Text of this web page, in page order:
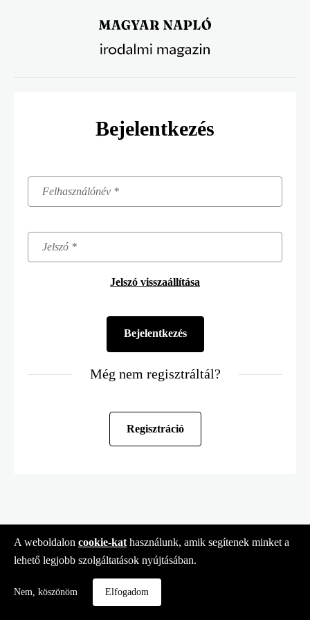
Bejelentkezés
Jelszó visszaállítása
Még nem regisztráltál?
Regisztráció
A weboldalon cookie-kat használunk, amik segítenek minket a
lehető legjobb szolgáltatások nyújtásában.
Nem, köszönöm Elfogadom